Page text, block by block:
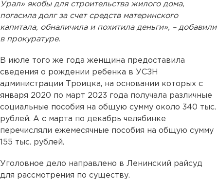
Урал» якобы для строительства жилого дома,
погасила долг за счет средств материнского
капитала, обналичила и похитила деньги», – добавили
в прокуратуре.
В июле того же года женщина предоставила
сведения о рождении ребенка в УСЗН
администрации Троицка, на основании которых с
января 2020 по март 2023 года получала различные
социальные пособия на общую сумму около 340 тыс.
рублей. А с марта по декабрь челябинке
перечисляли ежемесячные пособия на общую сумму
155 тыс. рублей.
Уголовное дело направлено в Ленинский райсуд
для рассмотрения по существу.